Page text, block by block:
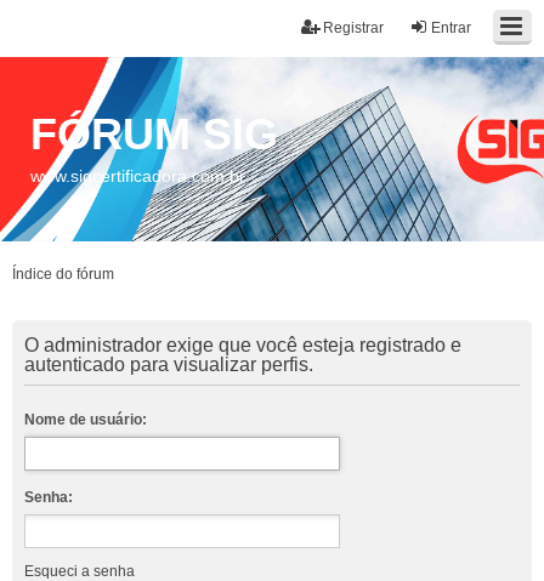
Entrar
Registrar
FÓRUM SIG
www.sigcertificadora.com.br
Índice do fórum
O administrador exige que você esteja registrado e
autenticado para visualizar perfis.
Nome de usuário:
Senha:
Esqueci a senha